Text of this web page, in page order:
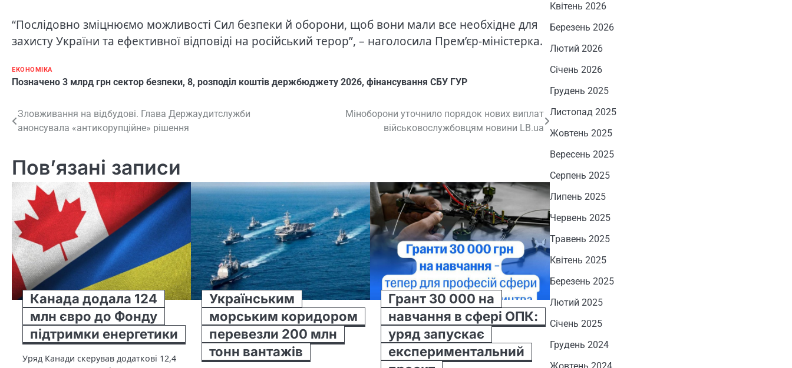
“Послідовно зміцнюємо можливості Сил безпеки й оборони, щоб вони мали все необхідне для
захисту України та ефективної відповіді на російський терор”, – наголосила Прем’єр-міністерка.
ЕКОНОМІКА
Позначено 3 млрд грн сектор безпеки, 8, розподіл коштів держбюджету 2026, фінансування СБУ ГУР
Навігація
записів
Зловживання на відбудові. Глава Держаудитслужби
анонсувала «антикорупційне» рішення
Міноборони уточнило порядок нових виплат
військовослужбовцям новини LB.ua
Пов’язані записи
Канада додала 124
млн євро до Фонду
підтримки енергетики
Уряд Канади скерував додаткові 12,4
Українським
морським коридором
перевезли 200 млн
тонн вантажів
Грант 30 000 на
навчання в сфері ОПК:
уряд запускає
експериментальний
Квітень 2026
Березень 2026
Лютий 2026
Січень 2026
Грудень 2025
Листопад 2025
Жовтень 2025
Вересень 2025
Серпень 2025
Липень 2025
Червень 2025
Травень 2025
Квітень 2025
Березень 2025
Лютий 2025
Січень 2025
Грудень 2024